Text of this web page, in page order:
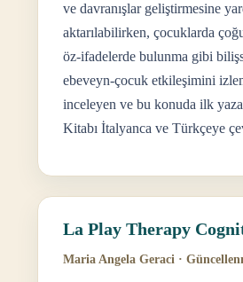
ve davranışlar geliştirmesine
aktarılabilirken, çocuklarda
öz-ifadelerde bulunma gibi
ebeveyn-çocuk etkileşimini
inceleyen ve bu konuda ilk
Kitabı İtalyanca ve Türkçeye
La Play Therapy
Maria Angela Geraci ·